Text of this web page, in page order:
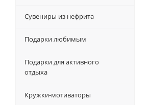
Сувениры из нефрита
Подарки любимым
Подарки для активного
отдыха
Кружки-мотиваторы